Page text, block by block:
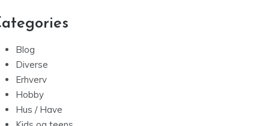
Blog
Diverse
Erhverv
Hobby
Hus / Have